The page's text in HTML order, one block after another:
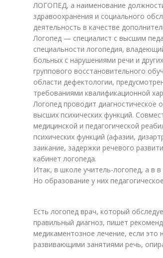
ЛОГОПЕД, а наименование
здравоохранения и социального
деятельность в качестве
Логопед — специалист с высшим
специальности логопедия,
больных с нарушениями речи и
группового восстановительного
области дефектологии,
требованиями квалификационной
Логопед проводит диагностическое
высших психических функций.
медицинской и педагогической
психических функций (афазии,
заикание, задержки речевого
кабинет логопеда.
Итак, в школе учитель-логопед, а в
Но образование у них
Есть логопед врач, который
правильный диагноз, пишет
медикаментозное лечение, если это
развивающими занятиями речь,